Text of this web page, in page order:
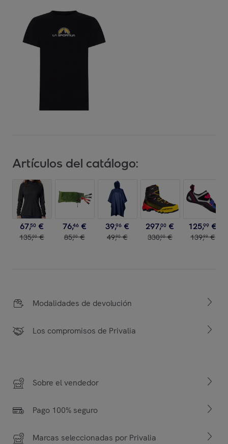
Artículos del catálogo:
67,50 €
135,00 €
76,46 €
85,00 €
39,96 €
49,90 €
297,00 €
330,00 €
125,99 €
139,99 €
Modalidades de devolución
Los compromisos de Privalia
Sobre el vendedor
Pago 100% seguro
Marcas seleccionadas por Privalia